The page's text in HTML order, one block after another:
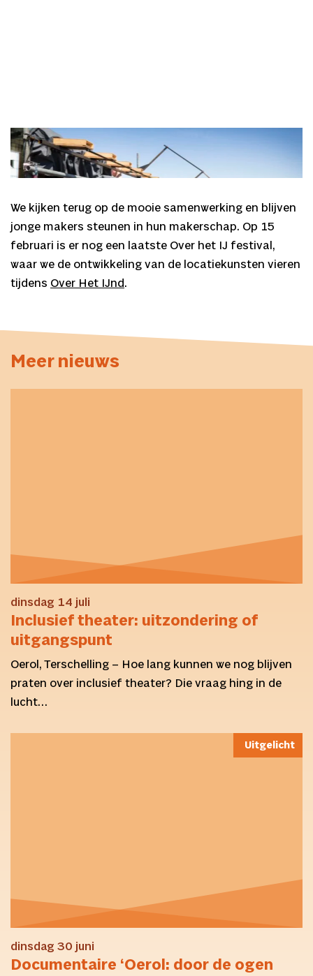
Johannes Bellinkx | Atelier Oerol, Terschelling | © Saris & den
Engelsman
We kijken terug op de mooie samenwerking en blijven
jonge makers steunen in hun makerschap. Op 15
februari is er nog een laatste Over het IJ festival,
waar we de ontwikkeling van de locatiekunsten vieren
tijdens Over Het IJnd.
Meer nieuws
dinsdag 14 juli
Inclusief theater: uitzondering of
uitgangspunt
Oerol, Terschelling – Hoe lang kunnen we nog blijven
praten over inclusief theater? Die vraag hing in de
lucht…
Uitgelicht
dinsdag 30 juni
Documentaire ‘Oerol: door de ogen